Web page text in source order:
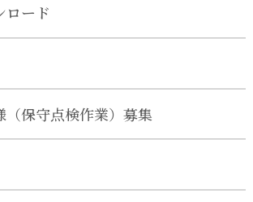
ロード
（保守点検作業）募集